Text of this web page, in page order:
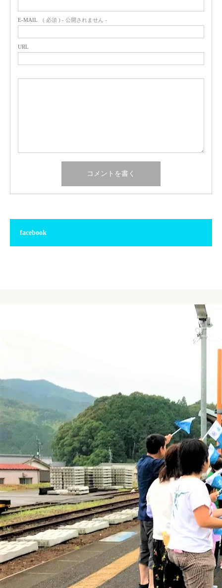
E-MAIL ( 必須 ) - 公開されません -
URL
facebook